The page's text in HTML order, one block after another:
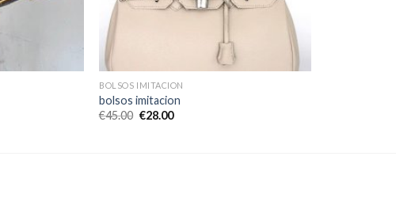
BOLSOS IMITACION
bolsos imitacion
€45.00 €28.00